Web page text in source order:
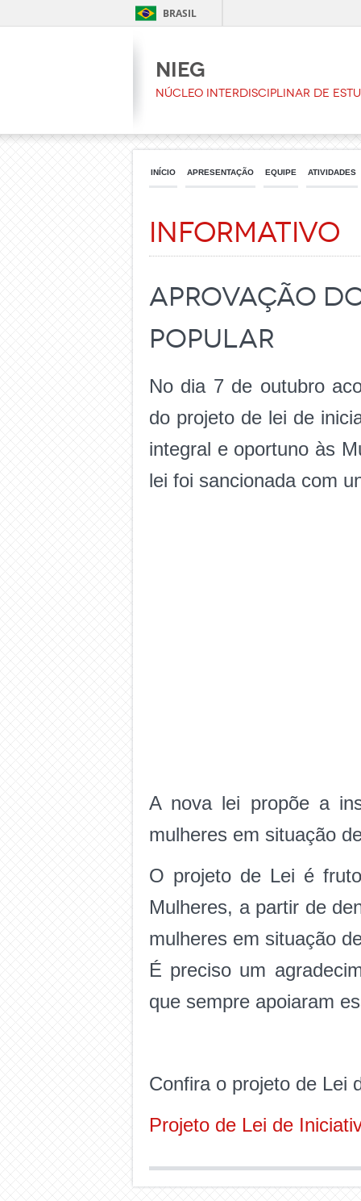
BRASIL
NIEG
Núcleo Interdisciplinar de
INÍCIO APRESENTAÇÃO EQUIPE ATIVIDADES
Informativo
Aprovação
Popular
No dia 7 de outubro
do projeto de lei de
integral e oportuno às
lei foi sancionada com
A nova lei propõe a
mulheres em situação
O projeto de Lei é
Mulheres, a partir de
mulheres em situação
É preciso um
que sempre apoiaram
Confira o projeto de Lei
Projeto de Lei de